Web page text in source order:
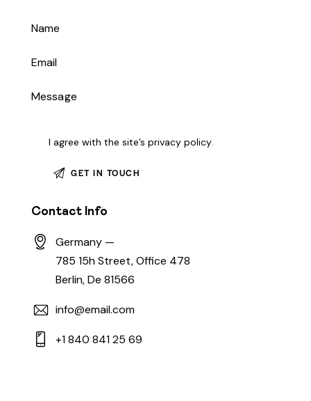
I agree with the site’sprivacy policy.
Contact Info
Germany —
785 15h Street, Office 478
Berlin, De 81566
info@email.com
+1 840 841 25 69